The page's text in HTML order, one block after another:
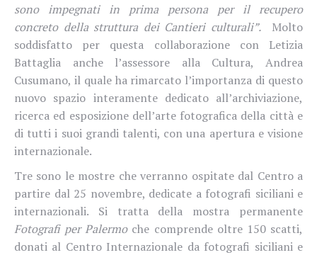
sono impegnati in prima persona per il recupero
concreto della struttura dei Cantieri culturali”.Molto
soddisfatto per questa collaborazione con Letizia
Battaglia anche l’assessore alla Cultura, Andrea
Cusumano, il quale ha rimarcato l’importanza di questo
nuovo spazio interamente dedicato all’archiviazione,
ricerca ed esposizione dell’arte fotografica della città e
di tutti i suoi grandi talenti, con una apertura e visione
internazionale.
Tre sono le mostre che verranno ospitate dal Centro a
partire dal 25 novembre, dedicate a fotografi siciliani e
internazionali. Si tratta della mostra permanente
Fotografi per Palermoche comprende oltre 150 scatti,
donati al Centro Internazionale da fotografi siciliani e